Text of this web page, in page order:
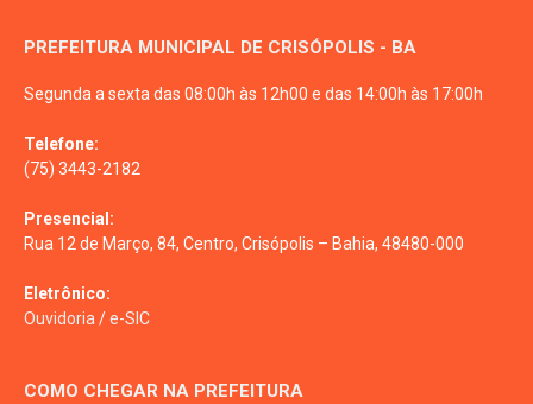
PREFEITURA MUNICIPAL DE CRISÓPOLIS - BA
Segunda a sexta das 08:00h às 12h00 e das 14:00h às 17:00h
Telefone:
(75) 3443-2182
Presencial:
Rua 12 de Março, 84, Centro, Crisópolis – Bahia, 48480-000
Eletrônico:
Ouvidoria/e-SIC
COMO CHEGAR NA PREFEITURA